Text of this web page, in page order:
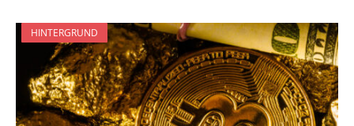
HINTERGRUND